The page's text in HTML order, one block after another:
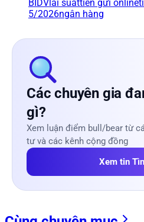
BIDVlãi suấttiền gửi online
5/2026ngân hàng
Các chuyên gia
gì?
Xem luận điểm bull/bear từ
tư và các kênh cộng đồng
Xem tin